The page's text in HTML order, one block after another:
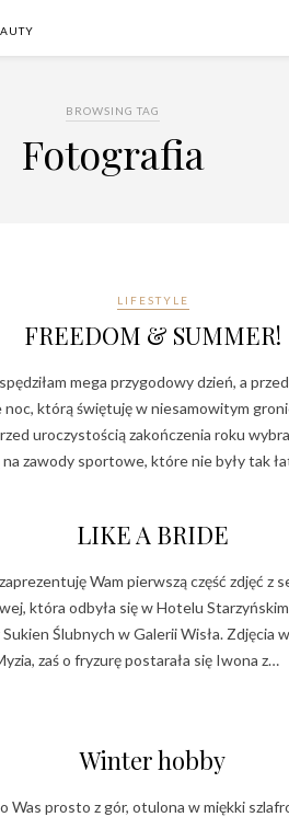
BROWSING TAG
Fotografia
LIFESTYLE
FREEDOM & SUMMER!
mega przygodowy dzień, a
noc, którą świętuję w niesamowitym
uroczystością zakończenia roku
zawody sportowe, które nie były tak
LIKE A BRIDE
Wam pierwszą część zdjęć z
która odbyła się w Hotelu
Ślubnych w Galerii Wisła. Zdjęcia
zaś o fryzurę postarała się Iwona z…
Winter hobby
Was prosto z gór, otulona w miękki